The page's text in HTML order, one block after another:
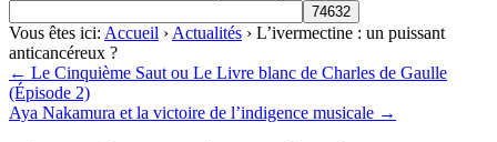
Vous êtes ici: Accueil › Actualités › L’ivermectine : un puissant
anticancéreux ?
← Le Cinquième Saut ou Le Livre blanc de Charles de Gaulle
(Épisode 2)
Aya Nakamura et la victoire de l’indigence musicale →